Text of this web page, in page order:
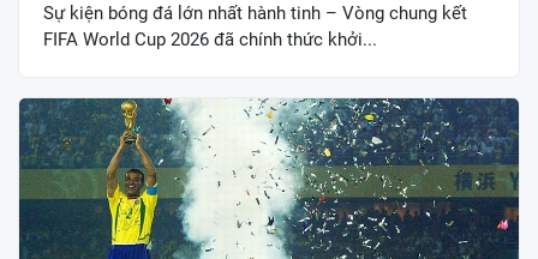
Sự kiện bóng đá lớn nhất hành tinh – Vòng chung kết
FIFA World Cup 2026 đã chính thức khởi...